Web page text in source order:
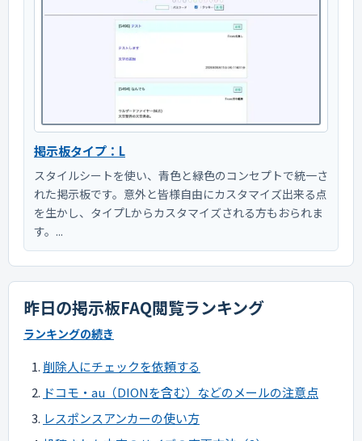
掲示板タイプ：L
スタイルシートを使い、青色と緑色のコンセプトで統一さ
れた掲示板です。意外と皆様自由にカスタマイズ出来る点
を生かし、タイプLからカスタマイズされる方もおられま
す。...
昨日の掲示板FAQ閲覧ランキング
ランキングの続き
削除人にチェックを依頼する
ドコモ・au（DIONを含む）などのメールの注意点
レスポンスアンカーの使い方